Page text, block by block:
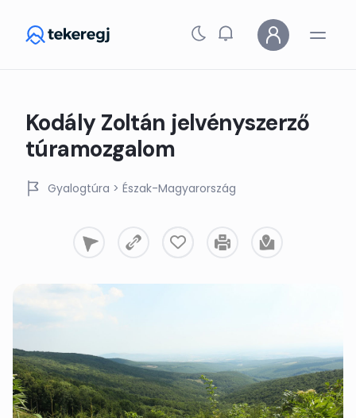
Kodály Zoltán jelvényszerző
túramozgalom
Gyalogtúra > Észak-Magyarország